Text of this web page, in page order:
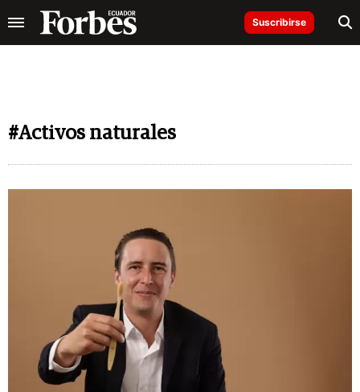
Suscribirse
#Activos naturales